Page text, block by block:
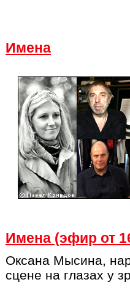
Имена
Имена (эфир от
Оксана Мысина,
сцене на глазах у